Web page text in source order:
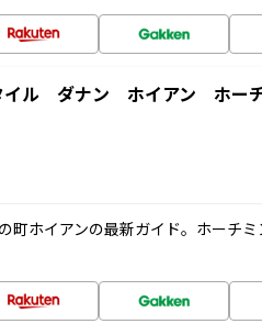
イル ダナン ホイアン ホー
町ホイアンの最新ガイド。ホーチ